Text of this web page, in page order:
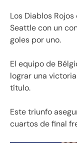
Los Diablos
Seattle con un
goles por uno.
El equipo de
lograr una
título.
Este triunfo
cuartos de final